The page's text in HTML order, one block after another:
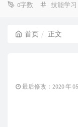
主：
布
0字数
分
技能学习
首页 正文
最后修改：2020 年 05